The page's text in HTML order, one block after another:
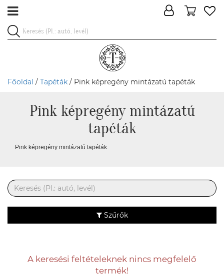
Főoldal / Tapéták / Pink képregény mintázatú tapéták
Pink képregény mintázatú
tapéták
Pink képregény mintázatú tapéták.
Szűrők
A keresési feltételeknek nincs megfelelő
termék!